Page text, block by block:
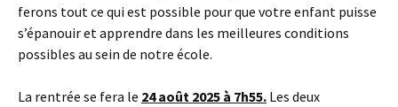
ferons tout ce qui est possible pour que votre enfant puisse
s’épanouir et apprendre dans les meilleures conditions
possibles au sein de notre école.
La rentrée se fera le 24 août 2025 à 7h55. Les deux